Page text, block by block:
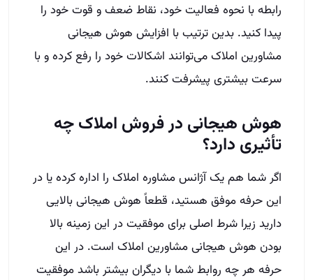
رابطه با نحوه فعالیت خود، نقاط ضعف و قوت خود را
پیدا کنید. بدین ترتیب با افزایش هوش هیجانی
مشاورین املاک می‌توانند اشکالات خود را رفع کرده و با
سرعت بیشتری پیشرفت کنند.
هوش هیجانی در فروش املاک چه
تأثیری دارد؟
اگر شما هم یک آژانس مشاوره املاک را اداره کرده یا در
این حرفه موفق هستید، قطعاً هوش هیجانی بالایی
دارید زیرا شرط اصلی برای موفقیت در این زمینه بالا
بودن هوش هیجانی مشاورین املاک است. در این
حرفه هر چه روابط شما با دیگران بیشتر باشد موفقیت